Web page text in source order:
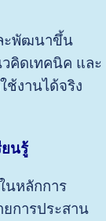
ะพัฒนาขึ้น
คิดเทคนิค และ
ช้งานได้จริง
ยนรู้
นหลักการ
ยการประสาน